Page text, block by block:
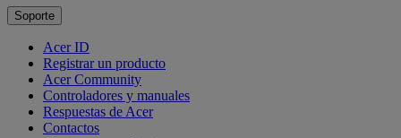
Soporte
Acer ID
Registrar un producto
Acer Community
Controladores y manuales
Respuestas de Acer
Contactos